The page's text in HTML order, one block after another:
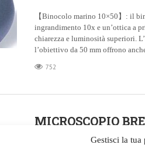
Gestisci la tua
【Binocolo marino 10×50】: il
ingrandimento 10x e un’ottica a
chiarezza e luminosità superiori.
l’obiettivo da 50 mm offrono
752
MICROSCOPIO
RESEARCHER